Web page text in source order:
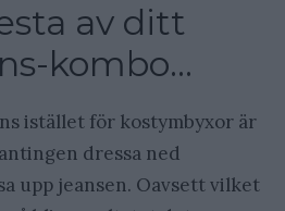
av ditt
kombo…
istället för kostymbyxor är
dressa ned
upp jeansen. Oavsett vilket